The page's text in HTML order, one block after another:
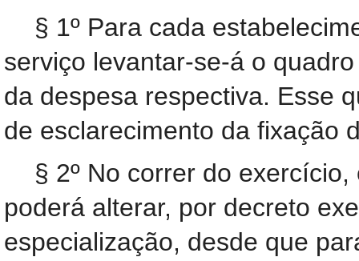
§ 1º Para cada
serviço levantar-se-á o
da despesa respectiva. Esse
de esclarecimento da fixação
§ 2º No correr do
poderá alterar, por decreto
especialização, desde que